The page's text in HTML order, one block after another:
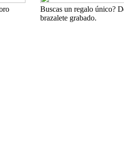
Buscas un regalo único?
brazalete grabado.